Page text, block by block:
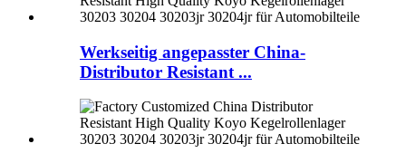
Werkseitig angepasster China-
Distributor Resistant ...